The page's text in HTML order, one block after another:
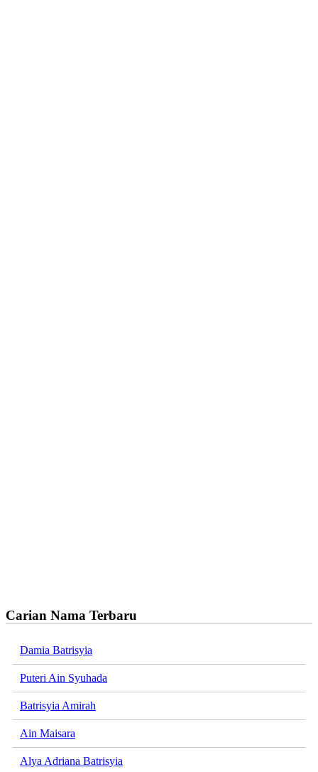
Carian Nama Terbaru
Damia Batrisyia
Puteri Ain Syuhada
Batrisyia Amirah
Ain Maisara
Alya Adriana Batrisyia